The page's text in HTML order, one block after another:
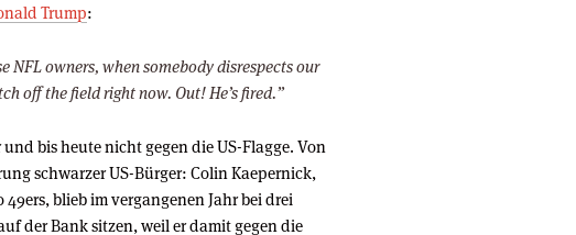
Trump:
NFL owners, when somebody disrespects our
off the field right now. Out! He’s fired.”
bis heute nicht gegen die US-Flagge. Von
schwarzer US-Bürger: Colin Kaepernick,
blieb im vergangenen Jahr bei drei
der Bank sitzen, weil er damit gegen die